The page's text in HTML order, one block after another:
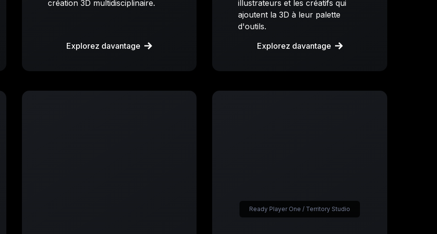
création 3D multidisciplinaire.
Explorez davantage
illustrateurs et les créatifs qui
ajoutent la 3D à leur palette
d'outils.
Explorez davantage
Ready Player One / Territory Studio